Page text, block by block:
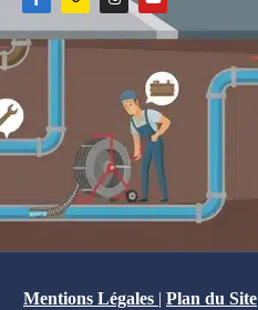
Mentions Légales | Plan du Site